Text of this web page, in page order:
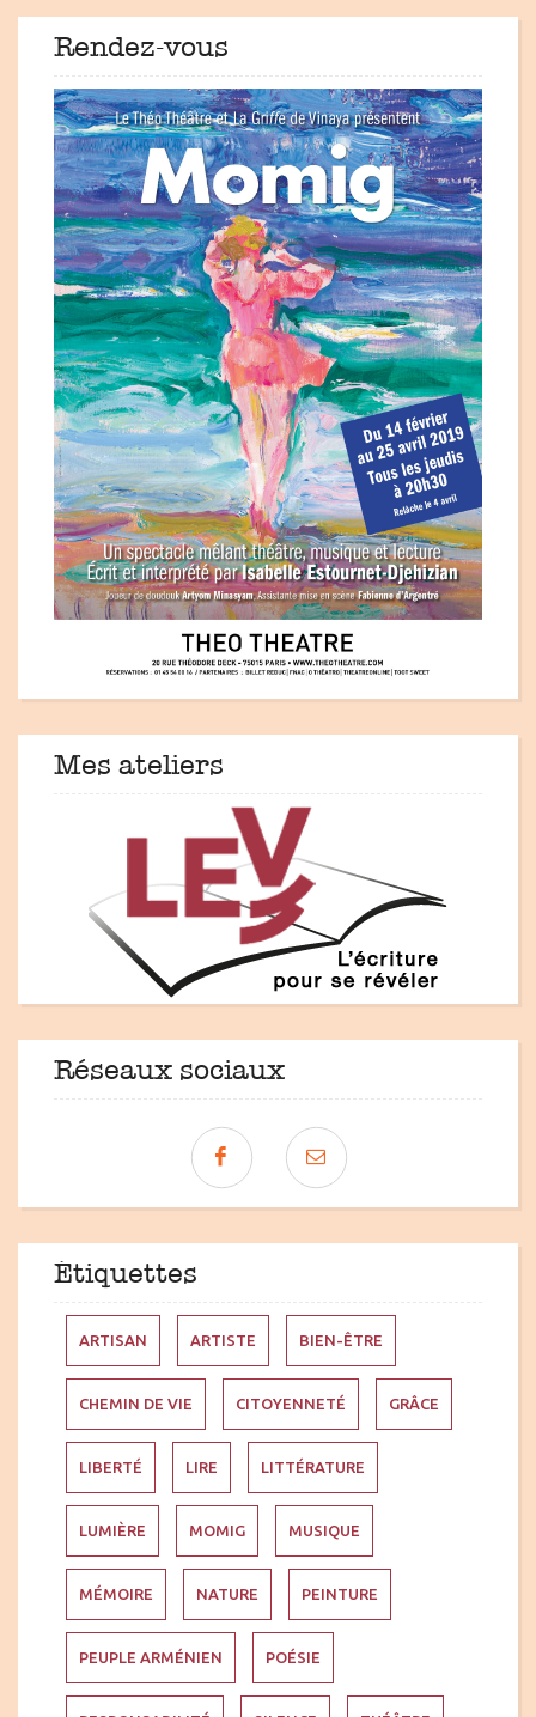
Rendez-vous
Mes ateliers
Réseaux sociaux
Étiquettes
ARTISAN ARTISTE BIEN-ÊTRE
CHEMIN DE VIE CITOYENNETÉ GRÂCE
LIBERTÉ LIRE LITTÉRATURE
LUMIÈRE MOMIG MUSIQUE
MÉMOIRE NATURE PEINTURE
PEUPLE ARMÉNIEN POÉSIE